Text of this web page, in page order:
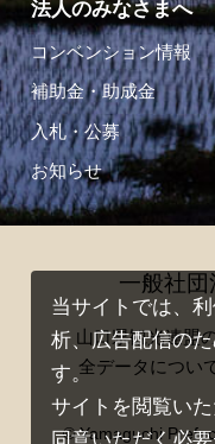
法人のみなさまへ
コンベンション情報
補助金・助成金
入札・公募
お知らせ
一般社
山口県観光連盟
全データについ
© Yamaguchi
当サイトでは、
析、広告配信の
す。
サイトを閲覧い